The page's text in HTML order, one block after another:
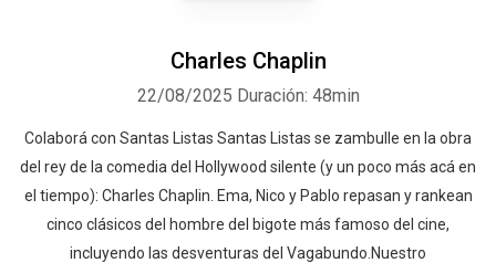
Charles Chaplin
22/08/2025 Duración: 48min
Colaborá con Santas Listas⁠⁠⁠⁠⁠⁠⁠⁠⁠⁠⁠⁠ Santas Listas se zambulle en la obra
del rey de la comedia del Hollywood silente (y un poco más acá en
el tiempo): Charles Chaplin. Ema, Nico y Pablo repasan y rankean
cinco clásicos del hombre del bigote más famoso del cine,
incluyendo las desventuras del Vagabundo.Nuestro